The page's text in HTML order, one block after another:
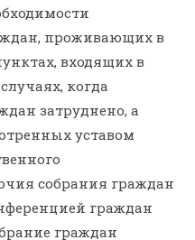
проживающих в
входящих в
когда
затруднено, а
уставом
собрания граждан
граждан
граждан